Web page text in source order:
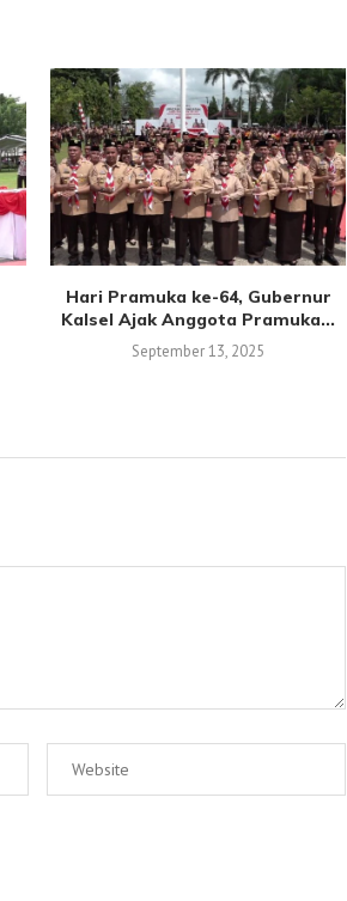
Hari Pramuka ke-64, Gubernur
Kalsel Ajak Anggota Pramuka...
September 13, 2025